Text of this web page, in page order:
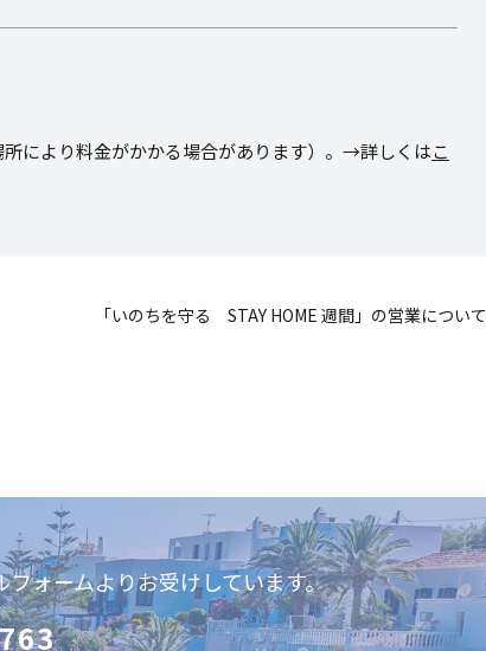
により料金がかかる場合があります）。→詳しくはこ
「いのちを守る STAY HOME 週間」の営業について
ォームよりお受けしています。